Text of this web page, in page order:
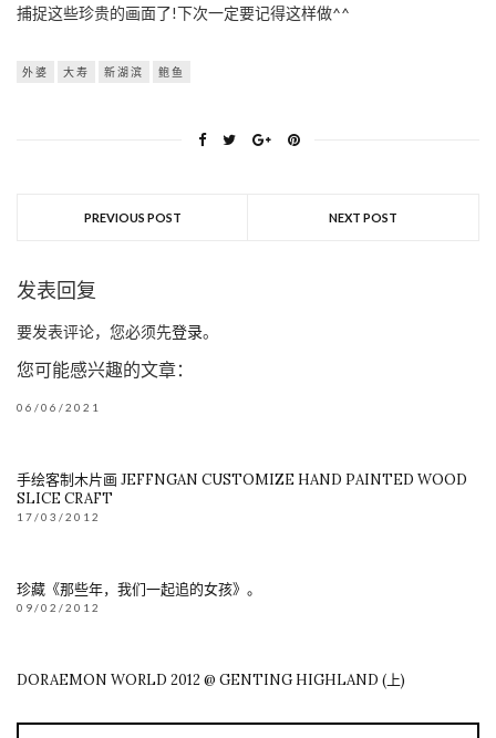
捕捉这些珍贵的画面了!下次一定要记得这样做^^
外婆 大寿 新湖滨 鲍鱼
PREVIOUS POST NEXT POST
发表回复
要发表评论，您必须先登录。
您可能感兴趣的文章：
06/06/2021
手绘客制木片画 JEFFNGAN CUSTOMIZE HAND PAINTED WOOD
SLICE CRAFT
17/03/2012
珍藏《那些年，我们一起追的女孩》。
09/02/2012
DORAEMON WORLD 2012 @ GENTING HIGHLAND (上)